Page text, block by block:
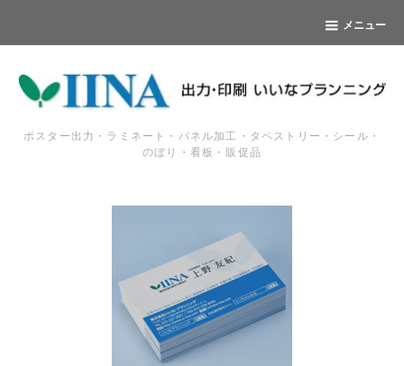
メニュー
ポスター出力・ラミネート・パネル加工・タペストリー・シール・
のぼり・看板・販促品